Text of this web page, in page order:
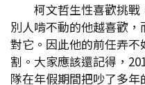
柯文哲生性喜歡挑
別人啃不動的他越喜歡
對它。因此他的前任弄
割。大家應該還記得，
隊在年假期間把吵了多